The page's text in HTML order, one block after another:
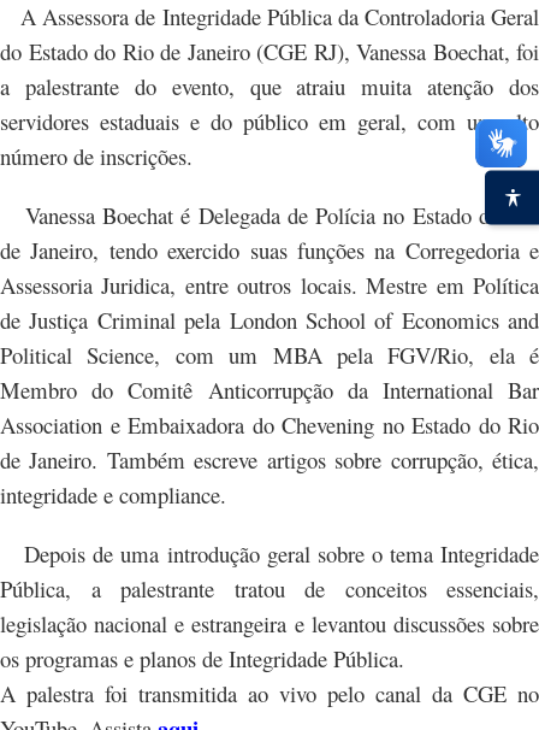
A Assessora de Integridade Pública da Controladoria Geral
do Estado do Rio de Janeiro (CGE RJ), Vanessa Boechat, foi
a palestrante do evento, que atraiu muita atenção dos
servidores estaduais e do público em geral, com um alto
número de inscrições.
Vanessa Boechat é Delegada de Polícia no Estado do Rio
de Janeiro, tendo exercido suas funções na Corregedoria e
Assessoria Juridica, entre outros locais. Mestre em Política
de Justiça Criminal pela London School of Economics and
Political Science, com um MBA pela FGV/Rio, ela é
Membro do Comitê Anticorrupção da International Bar
Association e Embaixadora do Chevening no Estado do Rio
de Janeiro. Também escreve artigos sobre corrupção, ética,
integridade e compliance.
Depois de uma introdução geral sobre o tema Integridade
Pública, a palestrante tratou de conceitos essenciais,
legislação nacional e estrangeira e levantou discussões sobre
os programas e planos de Integridade Pública.
A palestra foi transmitida ao vivo pelo canal da CGE no